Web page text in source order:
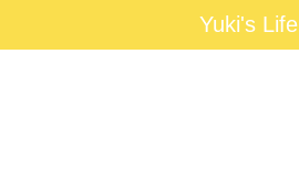
Yuki's LifeYuki's Life